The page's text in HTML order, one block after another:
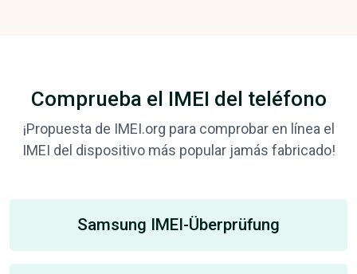
Comprueba el IMEI del teléfono
¡Propuesta de IMEI.org para comprobar en línea el
IMEI del dispositivo más popular jamás fabricado!
Samsung IMEI-Überprüfung